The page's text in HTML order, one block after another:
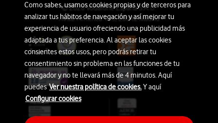
© 2026 Vodafone España S.A.U.
Avda. América 115, 28042 Madrid
Como sabes, usamos cookies propias y de terceros para
analizar tus hábitos de navegación y así mejorar tu
experiencia de usuario ofreciendo una publicidad más
adaptada a tus preferencia. Al aceptar las cookies
consientes estos usos, pero podrás retirar tu
consentimiento sin problema en las funciones de tu
navegador y no te llevará más de 4 minutos. Aquí
puedesVer nuestra política de cookies.Y aquí
Configurar cookies